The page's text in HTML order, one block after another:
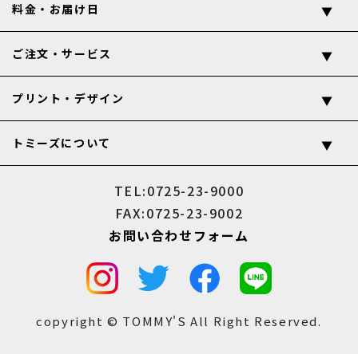
料金・お届け日
ご注文・サービス
プリント・デザイン
トミーズについて
TEL:0725-23-9000
FAX:0725-23-9002
お問い合わせフォーム
copyright © TOMMY'S All Right Reserved.